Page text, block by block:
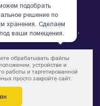
подобрать
решение по
хранения. Сделаем
ваши помещения.
66
стеллажей,
данных
и не являются
обрабатывать файлы
устройстве и
работы и таргетированной
просто закройте сайт.